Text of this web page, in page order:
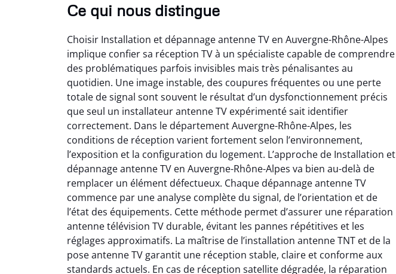
Ce qui nous distingue
Choisir Installation et dépannage antenne TV en Auvergne-Rhône-Alpes
implique confier sa réception TV à un spécialiste capable de comprendre
des problématiques parfois invisibles mais très pénalisantes au
quotidien. Une image instable, des coupures fréquentes ou une perte
totale de signal sont souvent le résultat d’un dysfonctionnement précis
que seul un installateur antenne TV expérimenté sait identifier
correctement. Dans le département Auvergne-Rhône-Alpes, les
conditions de réception varient fortement selon l’environnement,
l’exposition et la configuration du logement. L’approche de Installation et
dépannage antenne TV en Auvergne-Rhône-Alpes va bien au-delà de
remplacer un élément défectueux. Chaque dépannage antenne TV
commence par une analyse complète du signal, de l’orientation et de
l’état des équipements. Cette méthode permet d’assurer une réparation
antenne télévision TV durable, évitant les pannes répétitives et les
réglages approximatifs. La maîtrise de l’installation antenne TNT et de la
pose antenne TV garantit une réception stable, claire et conforme aux
standards actuels. En cas de réception satellite dégradée, la réparation